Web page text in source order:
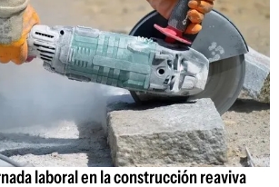
laboral en la construcción reaviva